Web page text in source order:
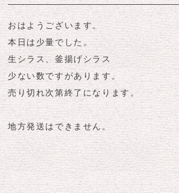
おはようございます。
本日は少量でした。
生シラス、釜揚げシラス
少ない数ですがあります。
売り切れ次第終了になります。
地方発送はできません。